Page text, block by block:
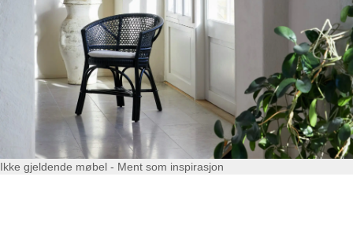
Ikke gjeldende møbel - Ment som inspirasjon